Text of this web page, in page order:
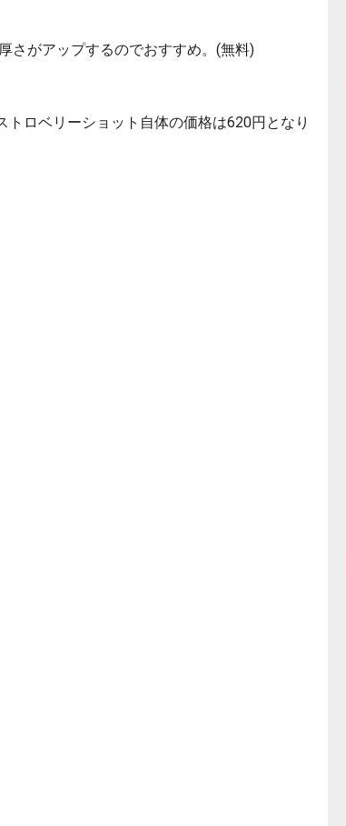
さがアップするのでおすすめ。(無料)
ロベリーショット自体の価格は620円となり